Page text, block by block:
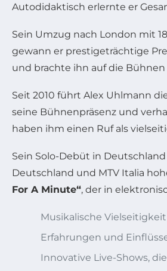
Autodidaktisch erlernte er
Sein Umzug nach London mit
gewann er prestigeträchtige
und brachte ihn auf die
Seit 2010 führt Alex Uhlmann
seine Bühnenpräsenz und
haben ihm einen Ruf als
Sein Solo-Debüt in
Deutschland und MTV Italia
For A Minute“, der in
Musikalische
Erfahrungen und
Innovative Live-Shows,